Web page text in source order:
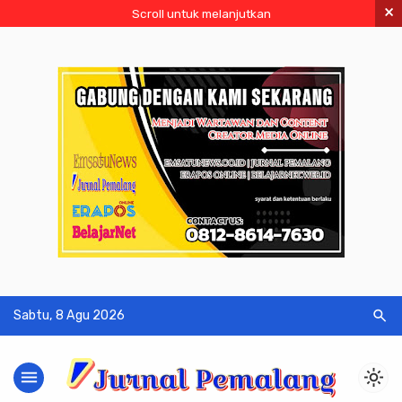
Scroll untuk melanjutkan ×
Sabtu, 8 Agu 2026 search
menu light_mode